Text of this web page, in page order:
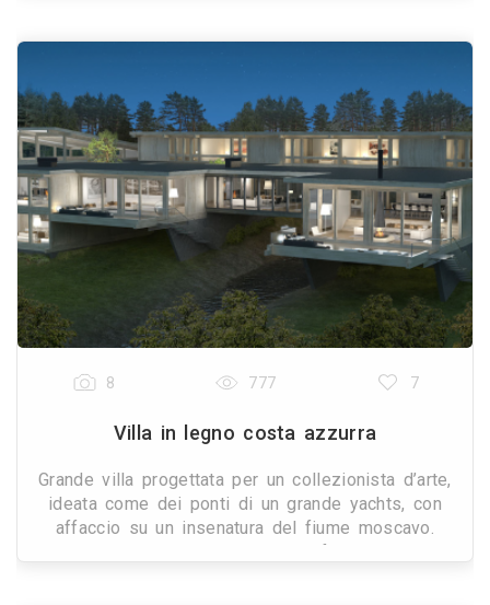
8 777 7
Villa in legno costa azzurra
Grande villa progettata per un collezionista d’arte,
ideata come dei ponti di un grande yachts, con
affaccio su un insenatura del fiume moscavo.
L’essanza di legno e il colore conferiscono alla re